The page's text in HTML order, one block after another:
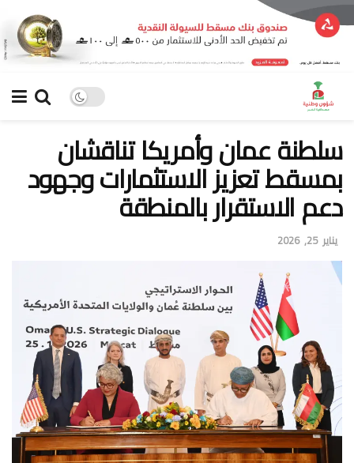
سلطنة عمان وأمريكا تناقشان
بمسقط تعزيز الاستثمارات وجهود
دعم الاستقرار بالمنطقة
يناير 25, 2026